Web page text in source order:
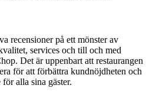
recensioner på ett mönster av
services och till och med
Det är uppenbart att restaurangen
för att förbättra kundnöjdheten och
alla sina gäster.